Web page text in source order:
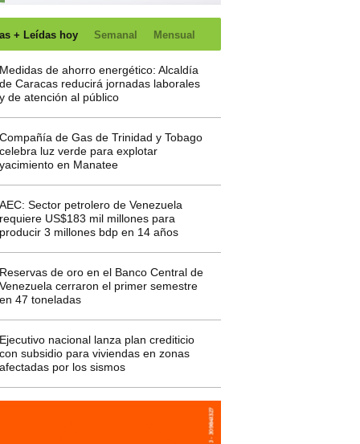
+ Leídas hoy Semanal Mensual
de ahorro energético: Alcaldía
Caracas reducirá jornadas laborales
de atención al público
de Gas de Trinidad y Tobago
luz verde para explotar
en Manatee
Sector petrolero de Venezuela
US$183 mil millones para
3 millones bdp en 14 años
de oro en el Banco Central de
cerraron el primer semestre
47 toneladas
nacional lanza plan crediticio
subsidio para viviendas en zonas
por los sismos